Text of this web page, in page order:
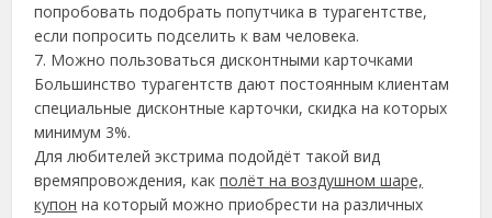
попробовать подобрать попутчика в турагентстве,
если попросить подселить к вам человека.
7. Можно пользоваться дисконтными карточками
Большинство турагентств дают постоянным клиентам
специальные дисконтные карточки, скидка на которых
минимум 3%.
Для любителей экстрима подойдёт такой вид
времяпровождения, какполёт на воздушном шаре,
купон на который можно приобрести на различных